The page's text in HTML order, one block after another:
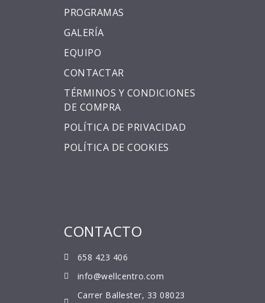
PROGRAMAS
GALERÍA
EQUIPO
CONTACTAR
TÉRMINOS Y CONDICIONES
DE COMPRA
POLÍTICA DE PRIVACIDAD
POLÍTICA DE COOKIES
CONTACTO
658 423 406
info@wellcentro.com
Carrer Ballester, 33 08023